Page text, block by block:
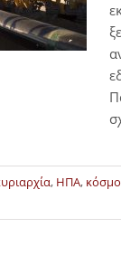
, ΗΠΑ,